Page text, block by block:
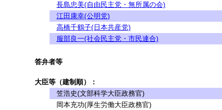
長島忠美(自由民主党・無所属の会)
江田康幸(公明党)
高橋千鶴子(日本共産党)
服部良一(社会民主党・市民連合)
答弁者等
大臣等（建制順）：
笠浩史(文部科学大臣政務官)
岡本充功(厚生労働大臣政務官)